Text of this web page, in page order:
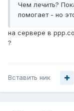
Чем лечить?
помогает - но
на сервере в
?
Вставить ник